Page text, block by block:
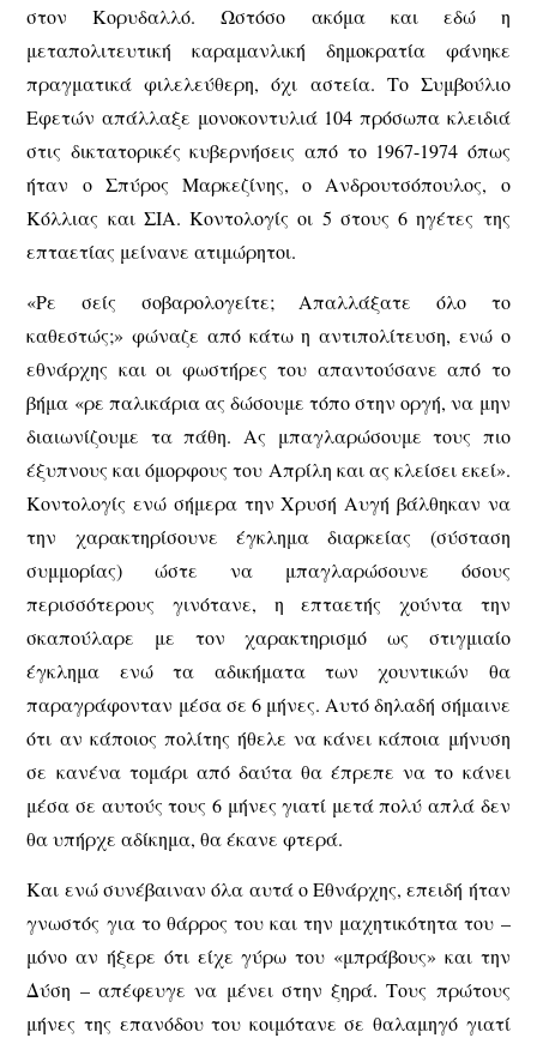
στον Κορυδαλλό. Ωστόσο ακόμα και εδώ η
μεταπολιτευτική καραμανλική δημοκρατία φάνηκε
πραγματικά φιλελεύθερη, όχι αστεία. Το Συμβούλιο
Εφετών απάλλαξε μονοκοντυλιά 104 πρόσωπα κλειδιά
στις δικτατορικές κυβερνήσεις από το 1967-1974 όπως
ήταν ο Σπύρος Μαρκεζίνης, ο Ανδρουτσόπουλος, ο
Κόλλιας και ΣΙΑ. Κοντολογίς οι 5 στους 6 ηγέτες της
επταετίας μείνανε ατιμώρητοι.
«Ρε σείς σοβαρολογείτε; Απαλλάξατε όλο το
καθεστώς;» φώναζε από κάτω η αντιπολίτευση, ενώ ο
εθνάρχης και οι φωστήρες του απαντούσανε από το
βήμα «ρε παλικάρια ας δώσουμε τόπο στην οργή, να μην
διαιωνίζουμε τα πάθη. Ας μπαγλαρώσουμε τους πιο
έξυπνους και όμορφους του Απρίλη και ας κλείσει εκεί».
Κοντολογίς ενώ σήμερα την Χρυσή Αυγή βάλθηκαν να
την χαρακτηρίσουνε έγκλημα διαρκείας (σύσταση
συμμορίας) ώστε να μπαγλαρώσουνε όσους
περισσότερους γινότανε, η επταετής χούντα την
σκαπούλαρε με τον χαρακτηρισμό ως στιγμιαίο
έγκλημα ενώ τα αδικήματα των χουντικών θα
παραγράφονταν μέσα σε 6 μήνες. Αυτό δηλαδή σήμαινε
ότι αν κάποιος πολίτης ήθελε να κάνει κάποια μήνυση
σε κανένα τομάρι από δαύτα θα έπρεπε να το κάνει
μέσα σε αυτούς τους 6 μήνες γιατί μετά πολύ απλά δεν
θα υπήρχε αδίκημα, θα έκανε φτερά.
Και ενώ συνέβαιναν όλα αυτά ο Εθνάρχης, επειδή ήταν
γνωστός για το θάρρος του και την μαχητικότητα του –
μόνο αν ήξερε ότι είχε γύρω του «μπράβους» και την
Δύση – απέφευγε να μένει στην ξηρά. Τους πρώτους
μήνες της επανόδου του κοιμότανε σε θαλαμηγό γιατί